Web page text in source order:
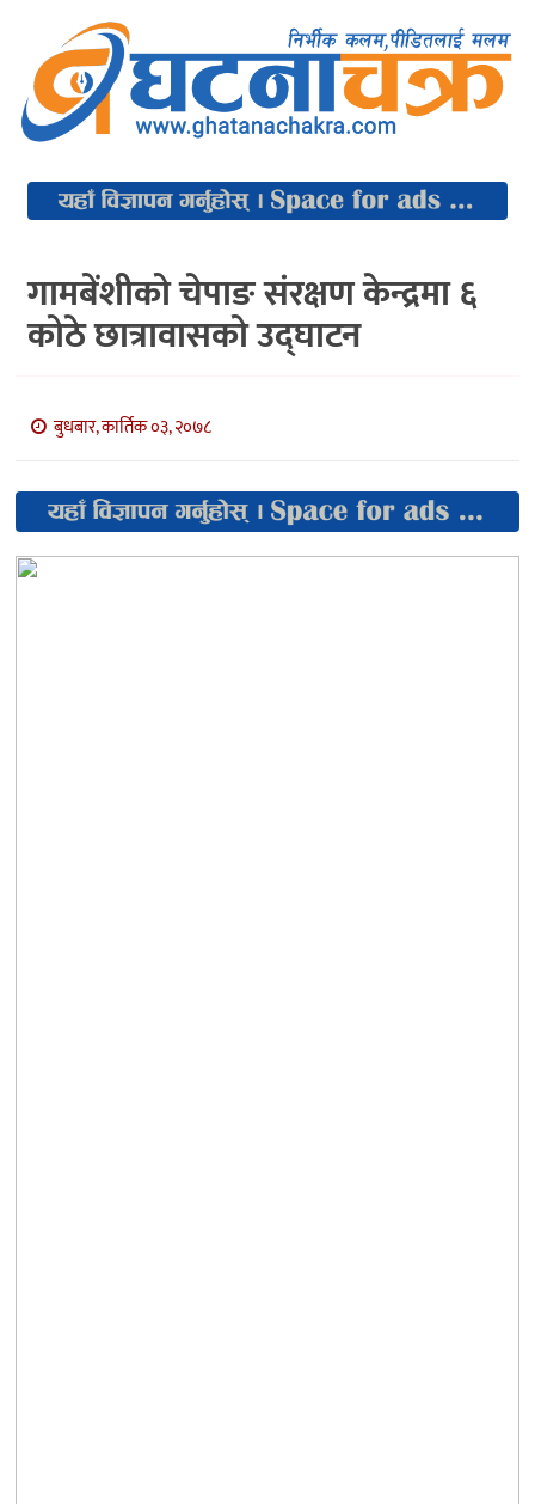
गामबेंशीको चेपाङ संरक्षण केन्द्रमा ६
कोठे छात्रावासको उद्घाटन
बुधबार, कार्तिक ०३, २०७८